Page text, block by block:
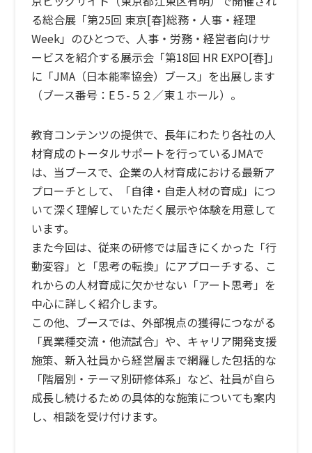
る総合展「第25回 東京[春]総務・人事・経理
Week」のひとつで、人事・労務・経営者向けサ
ービスを紹介する展示会「第18回 HR EXPO[春]」
に「JMA（日本能率協会）ブース」を出展します
（ブース番号：E５-５２／東１ホール）。
教育コンテンツの提供で、長年にわたり各社の人
材育成のトータルサポートを行っているJMAで
は、当ブースで、企業の人材育成における最新ア
プローチとして、「自律・自走人材の育成」につ
いて深く理解していただく展示や体験を用意して
います。
また今回は、従来の研修では届きにくかった「行
動変容」と「思考の転換」にアプローチする、こ
れからの人材育成に欠かせない「アート思考」を
中心に詳しく紹介します。
この他、ブースでは、外部視点の獲得につながる
「異業種交流・他流試合」や、キャリア開発支援
施策、新入社員から経営層まで網羅した包括的な
「階層別・テーマ別研修体系」など、社員が自ら
成長し続けるための具体的な施策についても案内
し、相談を受け付けます。